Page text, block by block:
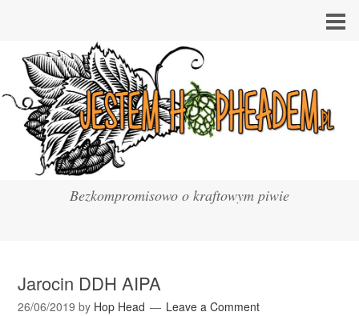
Bezkompromisowo o kraftowym piwie
Jarocin DDH AIPA
26/06/2019 by Hop Head Leave a Comment